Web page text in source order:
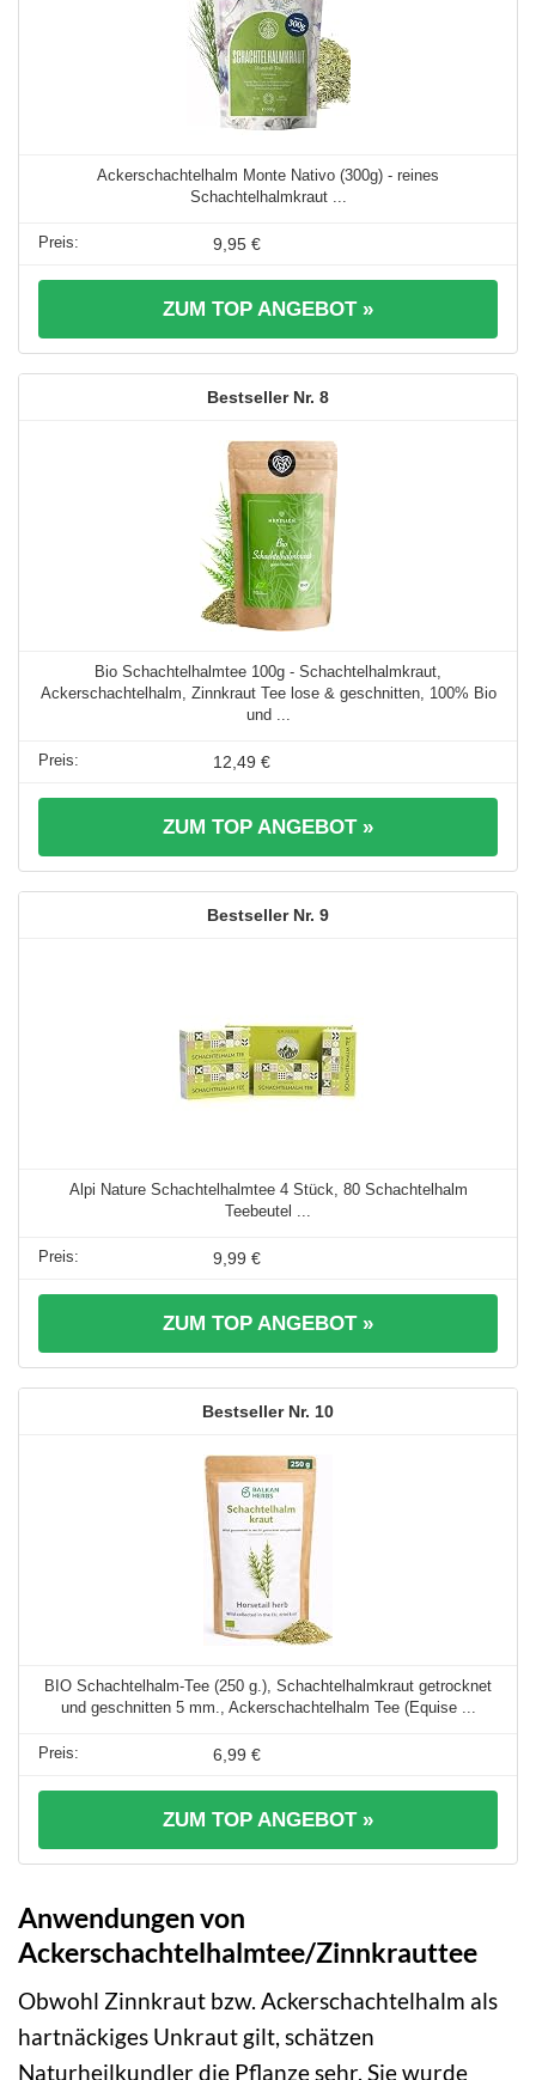
Ackerschachtelhalm Monte Nativo (300g) - reines
Schachtelhalmkraut ...
9,95 €
ZUM TOP ANGEBOT »
8
Bio Schachtelhalmtee 100g - Schachtelhalmkraut,
Ackerschachtelhalm, Zinnkraut Tee lose & geschnitten, 100% Bio
und ...
12,49 €
ZUM TOP ANGEBOT »
9
Alpi Nature Schachtelhalmtee 4 Stück, 80 Schachtelhalm
Teebeutel ...
9,99 €
ZUM TOP ANGEBOT »
10
BIO Schachtelhalm-Tee (250 g.), Schachtelhalmkraut getrocknet
und geschnitten 5 mm., Ackerschachtelhalm Tee (Equise ...
6,99 €
ZUM TOP ANGEBOT »
Anwendungen von
Ackerschachtelhalmtee/Zinnkrauttee
Obwohl Zinnkraut bzw. Ackerschachtelhalm als
hartnäckiges Unkraut gilt, schätzen
Naturheilkundler die Pflanze sehr. Sie wurde